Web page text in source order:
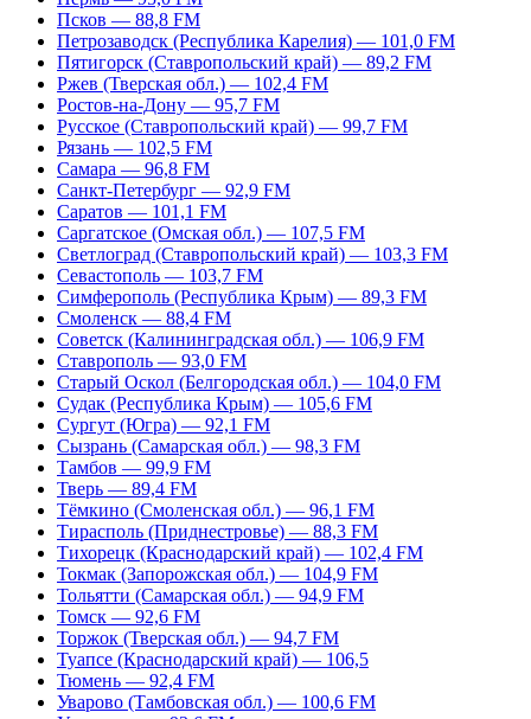
Псков — 88,8 FM
Петрозаводск (Республика Карелия) — 101,0 FM
Пятигорск (Ставропольский край) — 89,2 FM
Ржев (Тверская обл.) — 102,4 FM
Ростов-на-Дону — 95,7 FM
Русское (Ставропольский край) — 99,7 FM
Рязань — 102,5 FM
Самара — 96,8 FM
Санкт-Петербург — 92,9 FM
Саратов — 101,1 FM
Саргатское (Омская обл.) — 107,5 FM
Светлоград (Ставропольский край) — 103,3 FM
Севастополь — 103,7 FM
Симферополь (Республика Крым) — 89,3 FM
Смоленск — 88,4 FM
Советск (Калининградская обл.) — 106,9 FM
Ставрополь — 93,0 FM
Старый Оскол (Белгородская обл.) — 104,0 FM
Судак (Республика Крым) — 105,6 FM
Сургут (Югра) — 92,1 FM
Сызрань (Самарская обл.) — 98,3 FM
Тамбов — 99,9 FM
Тверь — 89,4 FM
Тёмкино (Смоленская обл.) — 96,1 FM
Тирасполь (Приднестровье) — 88,3 FM
Тихорецк (Краснодарский край) — 102,4 FM
Токмак (Запорожская обл.) — 104,9 FM
Тольятти (Самарская обл.) — 94,9 FM
Томск — 92,6 FM
Торжок (Тверская обл.) — 94,7 FM
Туапсе (Краснодарский край) — 106,5
Тюмень — 92,4 FM
Уварово (Тамбовская обл.) — 100,6 FM